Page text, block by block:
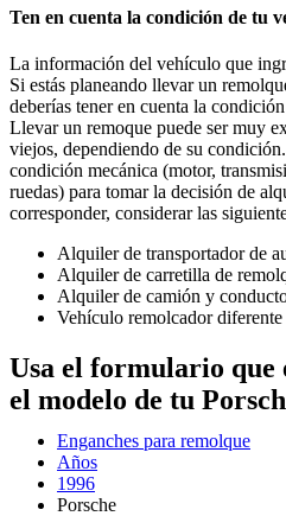
Ten en cuenta la condición de tu
La información del vehículo que
Si estás planeando llevar un
deberías tener en cuenta la
Llevar un remoque puede ser muy
viejos, dependiendo de su
condición mecánica (motor,
ruedas) para tomar la decisión de
corresponder, considerar las
Alquiler de transportador de
Alquiler de carretilla de
Alquiler de camión y
Vehículo remolcador diferente
Usa el formulario que
el modelo de tu
Enganches para remolque
Años
1996
Porsche